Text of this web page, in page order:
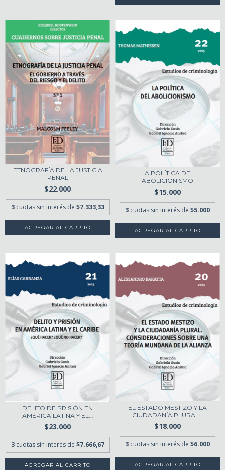
ETNOGRAFÍA DE LA JUSTICIA
PENAL
$22.000
3 cuotas sin interés de $7.333,33
LA POLÍTICA DEL
ABOLICIONISMO
$15.000
3 cuotas sin interés de $5.000
DELITO DE PRISIÓN EN
AMÉRICA LATINA Y EL...
$23.000
3 cuotas sin interés de $7.666,67
EL ESTADO MESTIZO Y LA
CIUDADANÍA PLURAL...
$18.000
3 cuotas sin interés de $6.000